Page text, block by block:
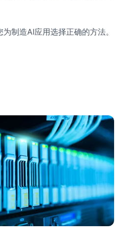
制造AI应用选择正确的方法。